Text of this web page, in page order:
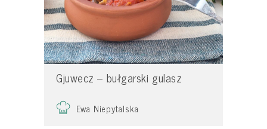
Gjuwecz – bułgarski gulasz
Ewa Niepytalska